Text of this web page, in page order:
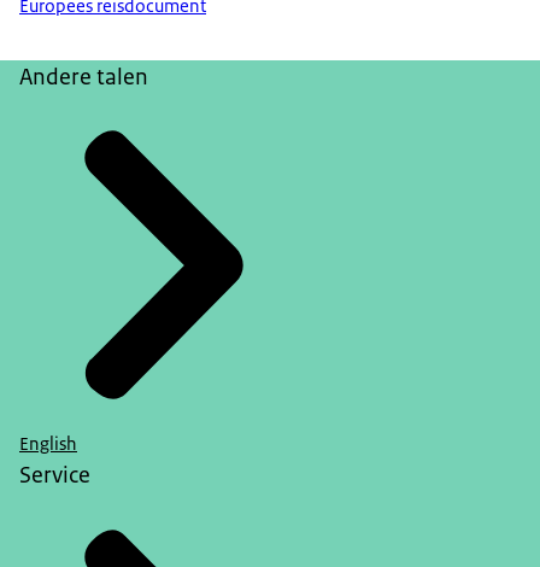
Europees reisdocument
Andere talen
English
Service